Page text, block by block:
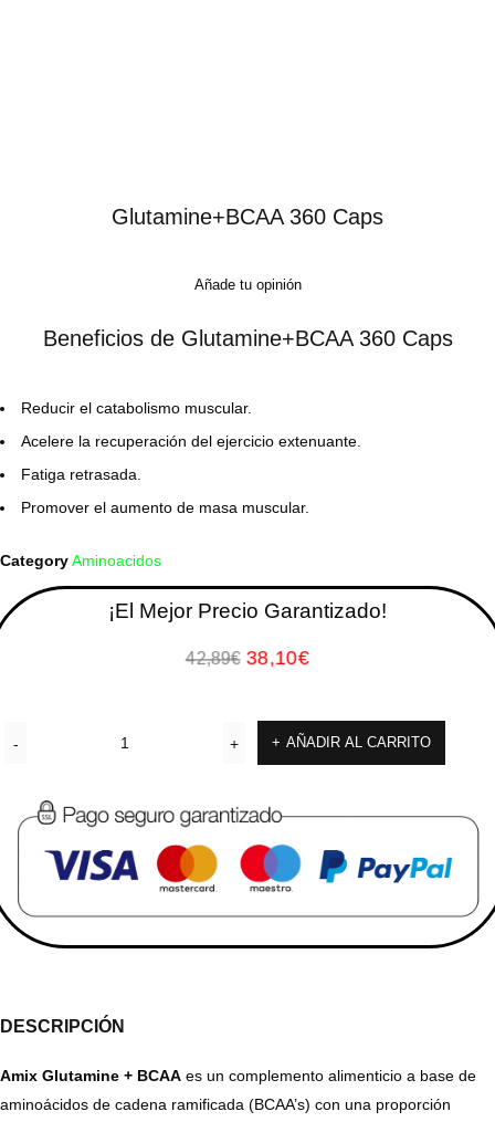
Glutamine+BCAA 360 Caps
Añade tu opinión
Beneficios de Glutamine+BCAA 360 Caps
Reducir el catabolismo muscular.
Acelere la recuperación del ejercicio extenuante.
Fatiga retrasada.
Promover el aumento de masa muscular.
CategoryAminoacidos
¡El Mejor Precio Garantizado!
42,89€ 38,10€
AÑADIR AL CARRITO
DESCRIPCIÓN
Amix Glutamine + BCAA es un complemento alimenticio a base de
aminoácidos de cadena ramificada (BCAA’s) con una proporción